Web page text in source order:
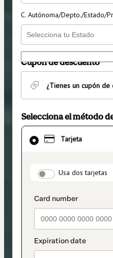
C. Autónoma/Depto./Estado/
Cupón de descuento
¿Tienes un cupón de
Selecciona el método
Tarjeta
Usa dos tarjetas
El
método
seleccionado